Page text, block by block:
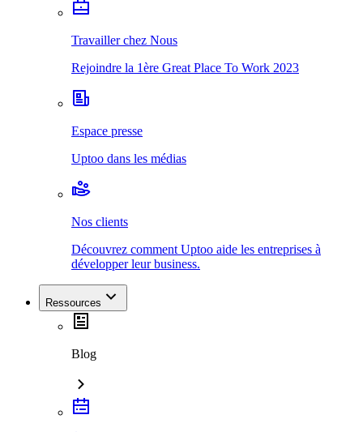
Travailler chez Nous
Rejoindre la 1ère Great Place To Work 2023
Espace presse
Uptoo dans les médias
Nos clients
Découvrez comment Uptoo aide les entreprises à
développer leur business.
Ressources
Blog